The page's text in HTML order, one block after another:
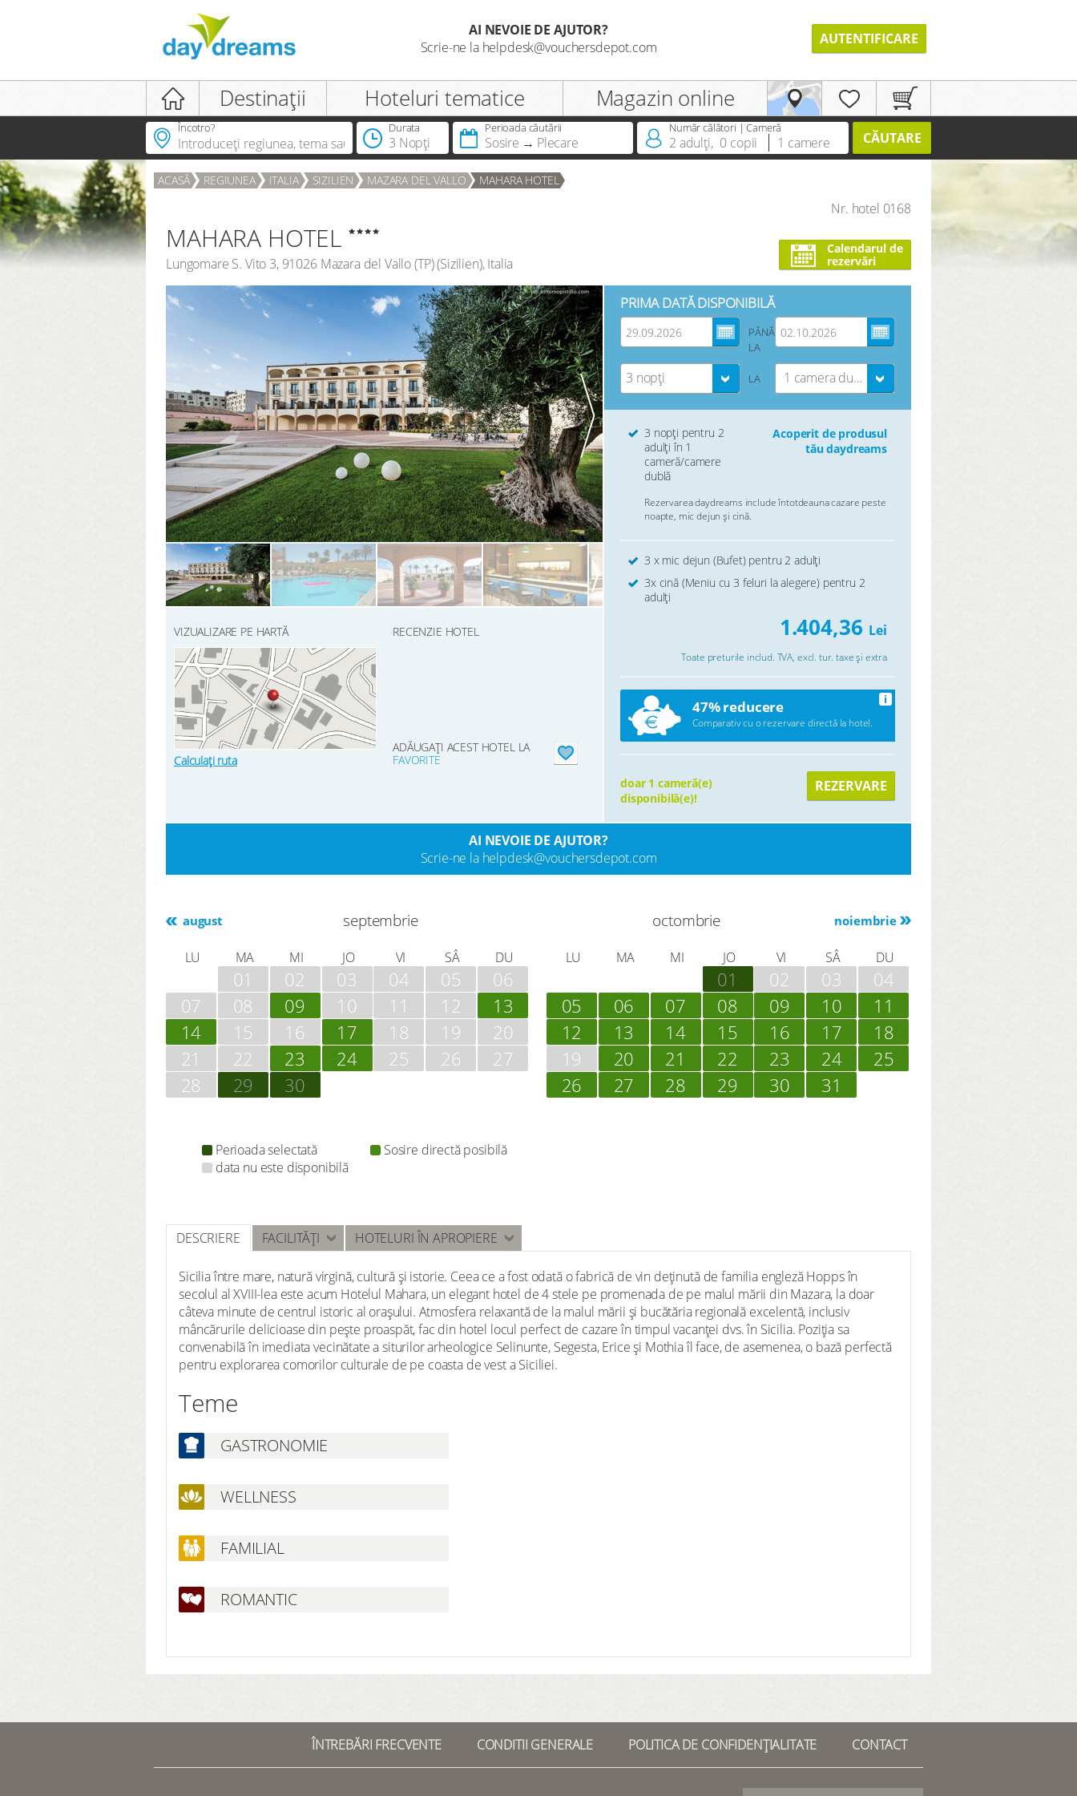
AUTENTIFICARE
Ai uitat parola?
Deții deja un Dreamcard?
AI NEVOIE DE AJUTOR?
Scrie-ne la helpdesk@vouchersdepot.com
AUTENTIFICARE
Destinații Hoteluri tematice Magazin online
Încotro? Durata
3 Nopți
Perioada căutării
Sosire Plecare
Număr călători | Cameră
2 adulți, 0 copii 1 camere CĂUTARE
ACASĂ REGIUNEA ITALIA SIZILIEN MAZARA DEL VALLO MAHARA HOTEL
Nr. hotel 0168
MAHARA HOTEL
Lungomare S. Vito 3, 91026 Mazara del Vallo (TP)(Sizilien),Italia
Calendarul de
rezervări
VIZUALIZARE PE HARTĂ
Calculați ruta
RECENZIE HOTEL
ADĂUGAȚI ACEST HOTEL LA
FAVORITE
PRIMA DATĂ DISPONIBILĂ
PÂNĂ
LA
3 nopți LA 1 camera dubla
3 nopți pentru 2
adulți în 1
cameră/camere
dublă
Acoperit de produsul
tău daydreams
Rezervarea daydreams include întotdeauna cazare peste
noapte, mic dejun și cină.
3 x mic dejun (Bufet) pentru 2 adulți
3x cină (Meniu cu 3 feluri la alegere) pentru 2
adulți
1.404,36 Lei
Toate preturile includ. TVA, excl. tur. taxe și extra
47% reducere
Comparativ cu o rezervare directă la hotel.
i
doar 1 cameră(e)
disponibilă(e)!
REZERVARE
AI NEVOIE DE AJUTOR?
Scrie-ne la helpdesk@vouchersdepot.com
august septembrie
LU MA MI JO VI SÂ DU
01 02 03 04 05
06
07
08 09 10 11 12
13
14
15 16 17 18 19
20
21
22 23 24 25 26
27
28
29 30
noiembrie
octombrie
LU MA MI JO VI SÂ DU
01 02 03
04
05
06 07 08 09 10
11
12
13 14 15 16 17
18
19
20 21 22 23 24
25
26
27 28 29 30 31
Perioada selectată
Sosire directă posibilă
data nu este disponibilă
DESCRIERE FACILITĂȚI HOTELURI ÎN APROPIERE
Sicilia între mare, natură virgină, cultură și istorie. Ceea ce a fost odată o fabrică de vin deținută de familia engleză Hopps în
secolul al XVIII-lea este acum Hotelul Mahara, un elegant hotel de 4 stele pe promenada de pe malul mării din Mazara, la doar
câteva minute de centrul istoric al orașului. Atmosfera relaxantă de la malul mării și bucătăria regională excelentă, inclusiv
mâncărurile delicioase din pește proaspăt, fac din hotel locul perfect de cazare în timpul vacanței dvs. în Sicilia. Poziția sa
convenabilă în imediata vecinătate a siturilor arheologice Selinunte, Segesta, Erice și Mothia îl face, de asemenea, o bază perfectă
pentru explorarea comorilor culturale de pe coasta de vest a Siciliei.
Teme
GASTRONOMIE
WELLNESS
FAMILIAL
ROMANTIC
ÎNTREBĂRI FRECVENTE CONDITII GENERALE POLITICA DE CONFIDENȚIALITATE CONTACT